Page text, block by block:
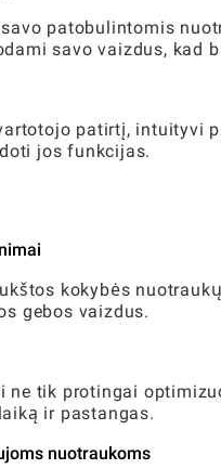
patobulintomis
savo vaizdus, ​​kad
patirtį, intuityvi
jos funkcijas.
kokybės
gebos vaizdus.
ne tik protingai
ir pastangas.
nuotraukoms